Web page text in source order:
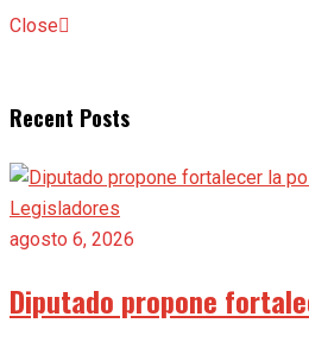
Close
Recent Posts
Legisladores
agosto 6, 2026
Diputado propone